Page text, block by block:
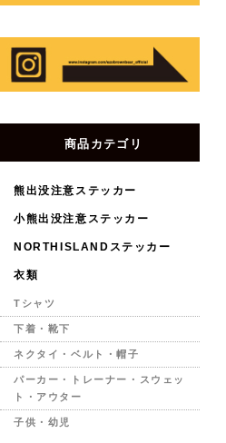
商品カテゴリ
熊出没注意ステッカー
小熊出没注意ステッカー
NORTHISLANDステッカー
衣類
Tシャツ
下着・靴下
ネクタイ・ベルト・帽子
パーカー・トレーナー・スウェッ
ト・アウター
子供・幼児